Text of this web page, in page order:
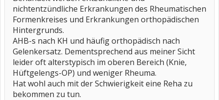
nichtentzündliche Erkrankungen des Rheumatischen
Formenkreises und Erkrankungen orthopädischen
Hintergrunds.
AHB-s nach KH und häufig orthopädisch nach
Gelenkersatz. Dementsprechend aus meiner Sicht
leider oft alterstypisch im oberen Bereich (Knie,
Hüftgelengs-OP) und weniger Rheuma.
Hat wohl auch mit der Schwierigkeit eine Reha zu
bekommen zu tun.